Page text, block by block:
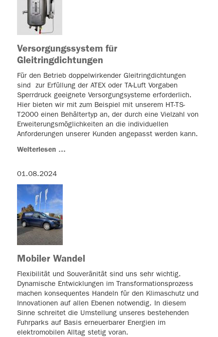
Versorgungssystem für
Gleitringdichtungen
Für den Betrieb doppelwirkender Gleitringdichtungen
sind zur Erfüllung der ATEX oder TA-Luft Vorgaben
Sperrdruck geeignete Versorgungsysteme erforderlich.
Hier bieten wir mit zum Beispiel mit unserem HT-TS-
T2000 einen Behältertyp an, der durch eine Vielzahl von
Erweiterungsmöglichkeiten an die individuellen
Anforderungen unserer Kunden angepasst werden kann.
Weiterlesen …
01.08.2024
Mobiler Wandel
Flexibilität und Souveränität sind uns sehr wichtig.
Dynamische Entwicklungen im Transformationsprozess
machen konsequentes Handeln für den Klimaschutz und
Innovationen auf allen Ebenen notwendig. In diesem
Sinne schreitet die Umstellung unseres bestehenden
Fuhrparks auf Basis erneuerbarer Energien im
elektromobilen Alltag stetig voran.